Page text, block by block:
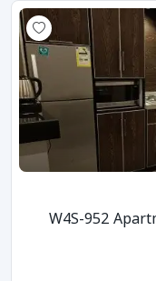
W4S-952